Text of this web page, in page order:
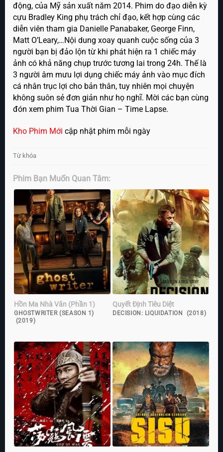
động, của Mỹ sản xuất năm 2014. Phim do đạo diễn kỳ
cựu Bradley King phụ trách chỉ đạo, kết hợp cùng các
diễn viên tham gia Danielle Panabaker, George Finn,
Matt O’Leary,…Nội dung xoay quanh cuộc sống của 3
người bạn bị đảo lộn từ khi phát hiện ra 1 chiếc máy
ảnh có khả năng chụp trước tương lai trong 24h. Thế là
3 người âm mưu lợi dụng chiếc máy ảnh vào mục đích
cá nhân trục lợi cho bản thân, tuy nhiên mọi chuyện
không suôn sẻ đơn giản như họ nghĩ. Mời các bạn cùng
đón xem phim Tua Thời Gian – Time Lapse.
Kho Phim Mới cập nhật phim mỗi ngày
Từ khóa
Phim Bạn Muốn Quan Tâm:
Hồn Ma Nhà Văn (Phần 1)
GHOSTWRITER (SEASON 1)
(2019)
Quyết Định Tiêu Diệt
DECISION: LIQUIDATION (2018)